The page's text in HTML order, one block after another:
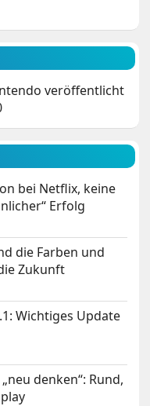
veröffentlicht
bei Netflix, keine
Erfolg
die Farben und
Zukunft
Wichtiges Update
denken“: Rund,